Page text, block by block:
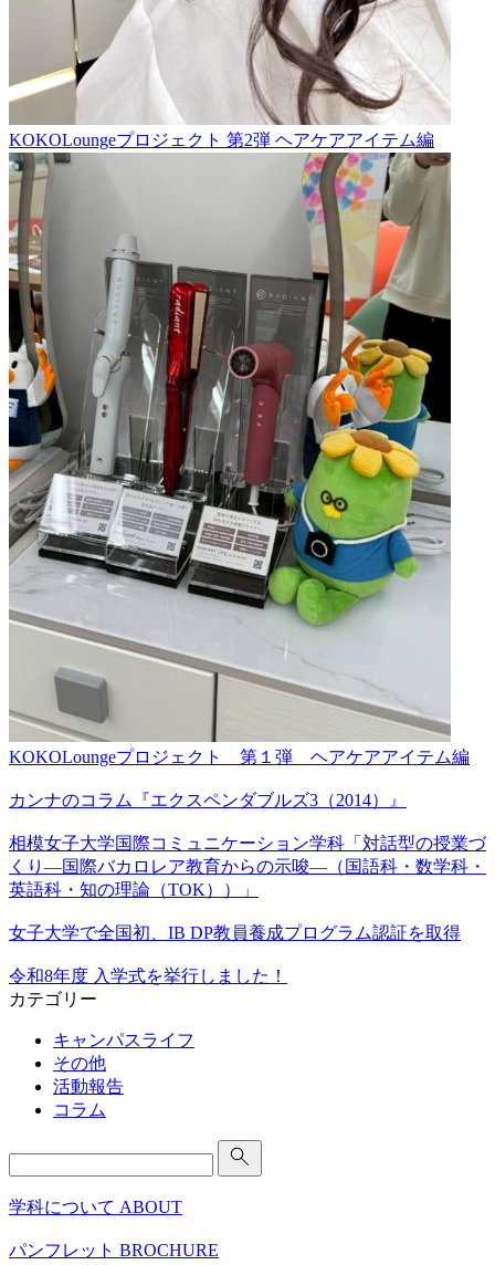
KOKOLoungeプロジェクト 第2弾 ヘアケアアイテム編
KOKOLoungeプロジェクト 第１弾 ヘアケアアイテム編
カンナのコラム『エクスペンダブルズ3（2014）』
相模女子大学国際コミュニケーション学科「対話型の授業づ
くり―国際バカロレア教育からの示唆―（国語科・数学科・
英語科・知の理論（TOK））」
女子大学で全国初、IB DP教員養成プログラム認証を取得
令和8年度 入学式を挙行しました！
カテゴリー
キャンパスライフ
その他
活動報告
コラム
学科について ABOUT
パンフレット BROCHURE